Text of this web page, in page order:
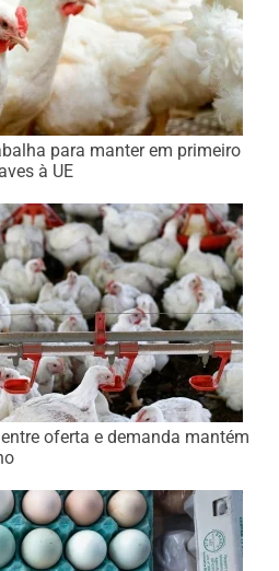
para manter em primeiro
à UE
oferta e demanda mantém